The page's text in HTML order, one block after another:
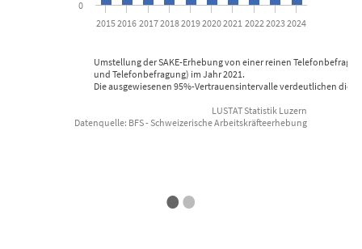
Umstellung der SAKE-Erhebung von einer reinen
und Telefonbefragung) im Jahr 2021.
Die ausgewiesenen 95%-Vertrauensintervalle verdeutlichen die
20152016 20172018201920202021 202220232024
0
LUSTAT Statistik Luzern
Datenquelle: BFS - Schweizerische Arbeitskräfteerhebung
••